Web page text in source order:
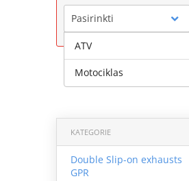
Pasirinkti
KATEGORIE
Double Slip-on exhausts
GPR
ATV
Motociklas